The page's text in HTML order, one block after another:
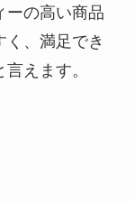
ーの高い商品
く、満足でき
えます。